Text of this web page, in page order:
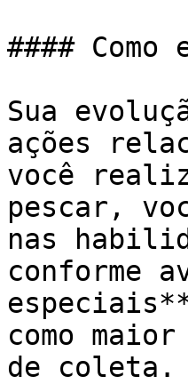
####
Sua
ações
você
pescar,
nas
conforme
como
de coleta.